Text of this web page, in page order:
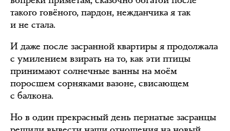
такого говёного, пардон, нежданчика я так
и не стала.
И даже после засранной квартиры я продолжала
с умилением взирать на то, как эти птицы
принимают солнечные ванны на моём
поросшем сорняками вазоне, свисающем
с балкона.
Но в один прекрасный день пернатые засранцы